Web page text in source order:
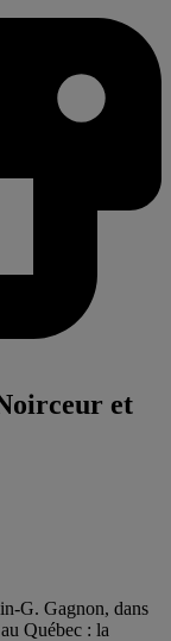
et
G. Gagnon, dans
Québec : la